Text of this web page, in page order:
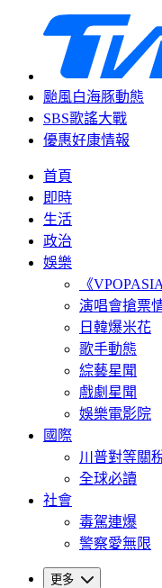
颱風白海豚動態
SBS歌謠大戰
優惠好康情報
首頁
即時
生活
政治
娛樂
《
演唱會搶票
日韓爆米花
歌手動態
綜藝星聞
戲劇星聞
娛樂電影院
國際
川普對等關
全球必讀
社會
毒駕連爆
警察愛無限
更多